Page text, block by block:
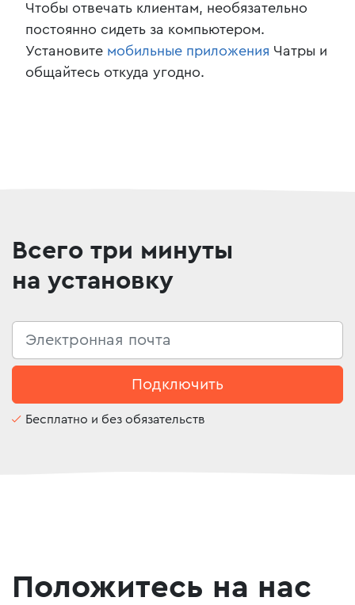
Чтобы отвечать клиентам, необязательно
постоянно сидеть за компьютером.
Установите мобильные приложения Чатры и
общайтесь откуда угодно.
Всего три минуты
на установку
Подключить
Бесплатно и без обязательств
Положитесь на нас